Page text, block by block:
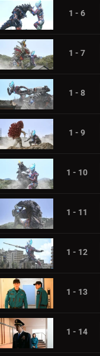
1 - 6
1 - 7
1 - 8
1 - 9
1 - 10
1 - 11
1 - 12
1 - 13
1 - 14